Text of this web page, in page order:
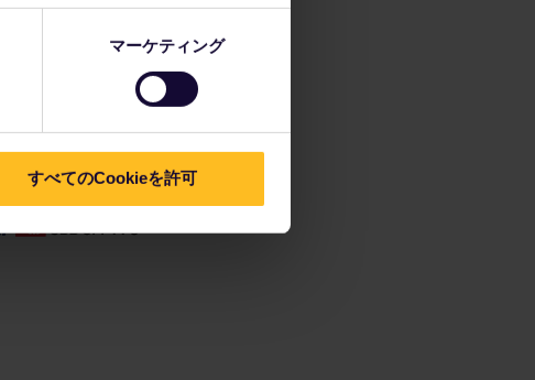
マーケティング
すべてのCookieを許可